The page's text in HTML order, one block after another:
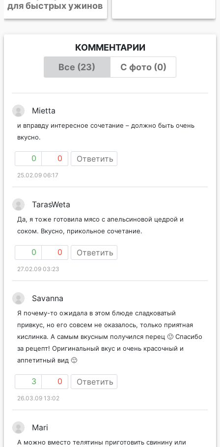
КОММЕНТАРИИ
Все (23)
С фото (0)
Mietta
и вправду интересное сочетание – должно быть очень
вкусно.
0 0 Ответить
25.02.09 06:17
TarasWeta
Да, я тоже готовила мясо с апельсиновой цедрой и
соком. Вкусно, прикольное сочетание.
0 0 Ответить
27.02.09 03:23
Savanna
Я почему-то ожидала в этом блюде сладковатый
привкус, но его совсем не оказалось, только приятная
кислинка. А самым вкусным получился перец 🙂 Спасибо
за рецепт! Оригинальный вкус и очень красочный и
аппетитный вид 🙂
3 0 Ответить
26.03.09 13:02
Mari
А можно вместо телятины приготовить свинину или